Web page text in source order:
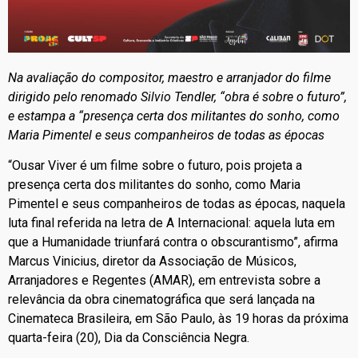
Na avaliação do compositor, maestro e arranjador do filme
dirigido pelo renomado Silvio Tendler, “obra é sobre o futuro”,
e estampa a “presença certa dos militantes do sonho, como
Maria Pimentel e seus companheiros de todas as épocas
“Ousar Viver é um filme sobre o futuro, pois projeta a
presença certa dos militantes do sonho, como Maria
Pimentel e seus companheiros de todas as épocas, naquela
luta final referida na letra de A Internacional: aquela luta em
que a Humanidade triunfará contra o obscurantismo”, afirma
Marcus Vinicius, diretor da Associação de Músicos,
Arranjadores e Regentes (AMAR), em entrevista sobre a
relevância da obra cinematográfica que será lançada na
Cinemateca Brasileira, em São Paulo, às 19 horas da próxima
quarta-feira (20), Dia da Consciência Negra.